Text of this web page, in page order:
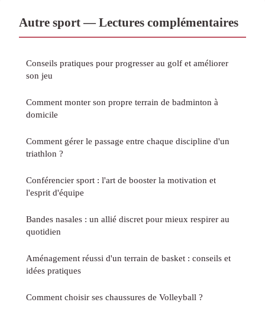
Autre sport — Lectures complémentaires
Conseils pratiques pour progresser au golf et améliorer
son jeu
Comment monter son propre terrain de badminton à
domicile
Comment gérer le passage entre chaque discipline d'un
triathlon ?
Conférencier sport : l'art de booster la motivation et
l'esprit d'équipe
Bandes nasales : un allié discret pour mieux respirer au
quotidien
Aménagement réussi d'un terrain de basket : conseils et
idées pratiques
Comment choisir ses chaussures de Volleyball ?